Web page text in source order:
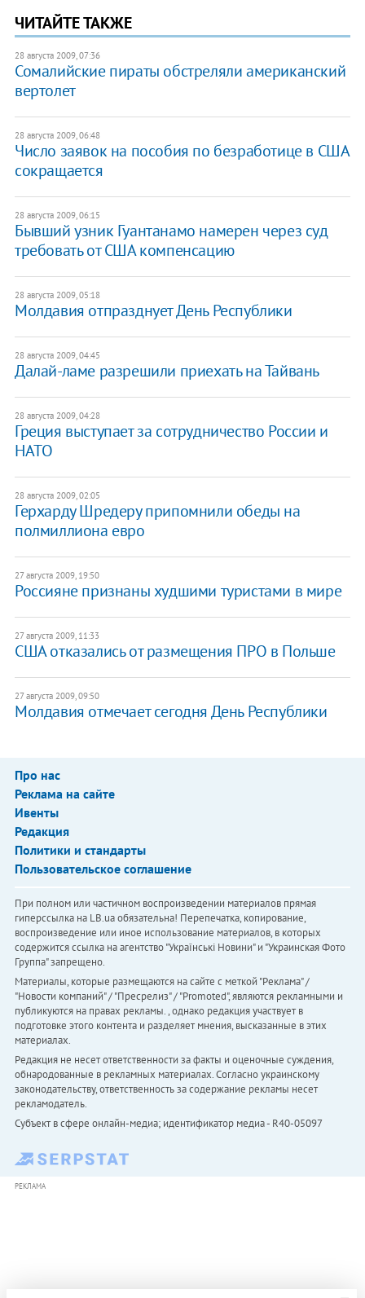
ЧИТАЙТЕ ТАКЖЕ
28 августа 2009, 07:36
Сомалийские пираты обстреляли американский
вертолет
28 августа 2009, 06:48
Число заявок на пособия по безработице в США
сокращается
28 августа 2009, 06:15
Бывший узник Гуантанамо намерен через суд
требовать от США компенсацию
28 августа 2009, 05:18
Молдавия отпразднует День Республики
28 августа 2009, 04:45
Далай-ламе разрешили приехать на Тайвань
28 августа 2009, 04:28
Греция выступает за сотрудничество России и
НАТО
28 августа 2009, 02:05
Герхарду Шредеру припомнили обеды на
полмиллиона евро
27 августа 2009, 19:50
Россияне признаны худшими туристами в мире
27 августа 2009, 11:33
США отказались от размещения ПРО в Польше
27 августа 2009, 09:50
Молдавия отмечает сегодня День Республики
Про нас
Реклама на сайте
Ивенты
Редакция
Политики и стандарты
Пользовательское соглашение
При полном или частичном воспроизведении материалов прямая
гиперссылка на LB.ua обязательна! Перепечатка, копирование,
воспроизведение или иное использование материалов, в которых
содержится ссылка на агентство "Українськi Новини" и "Украинская Фото
Группа" запрещено.
Материалы, которые размещаются на сайте с меткой "Реклама" /
"Новости компаний" / "Пресрелиз" / "Promoted", являются рекламными и
публикуются на правах рекламы. , однако редакция участвует в
подготовке этого контента и разделяет мнения, высказанные в этих
материалах.
Редакция не несет ответственности за факты и оценочные суждения,
обнародованные в рекламных материалах. Согласно украинскому
законодательству, ответственность за содержание рекламы несет
рекламодатель.
Субъект в сфере онлайн-медиа; идентификатор медиа - R40-05097
РЕКЛАМА